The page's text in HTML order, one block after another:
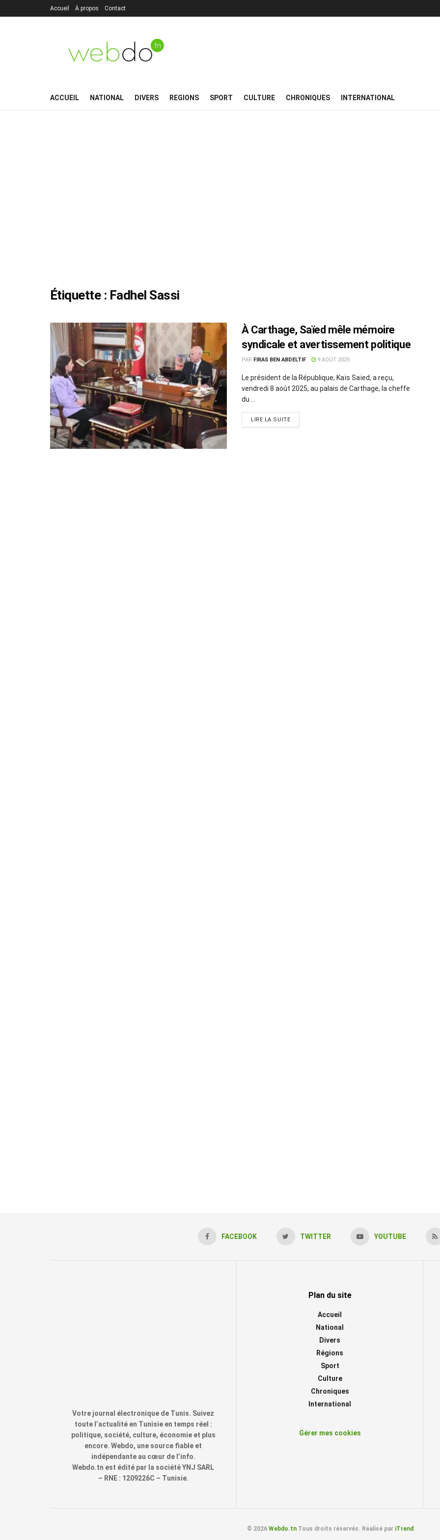
Accueil À propos Contact
ACCUEIL NATIONAL DIVERS REGIONS SPORT CULTURE CHRONIQUES INTERNATIONAL
Étiquette : Fadhel Sassi
À Carthage, Saïed mêle mémoire
syndicale et avertissement politique
PAR FIRAS BEN ABDELTIF 9 AOÛT 2025
Le président de la République, Kaïs Saïed, a reçu,
vendredi 8 août 2025, au palais de Carthage, la cheffe
du ...
LIRE LA SUITE
FACEBOOK TWITTER YOUTUBE
Votre journal électronique de Tunis. Suivez
toute l’actualité en Tunisie en temps réel :
politique, société, culture, économie et plus
encore. Webdo, une source fiable et
indépendante au cœur de l’info.
Webdo.tn est édité par la société YNJ SARL
– RNE : 1209226C – Tunisie.
Plan du site
Accueil
National
Divers
Régions
Sport
Culture
Chroniques
International
Gérer mes cookies
© 2026 Webdo.tnTous droits réservés. Réalisé par iTrend